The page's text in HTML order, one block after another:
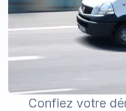
Confiez votre